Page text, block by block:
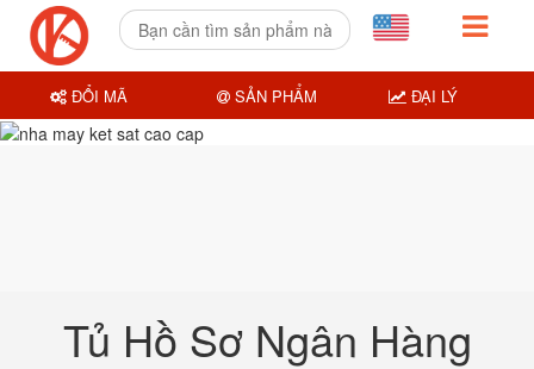
Tủ Hồ Sơ Ngân Hàng
ĐỔI MÃ SẢN PHẨM ĐẠI LÝ